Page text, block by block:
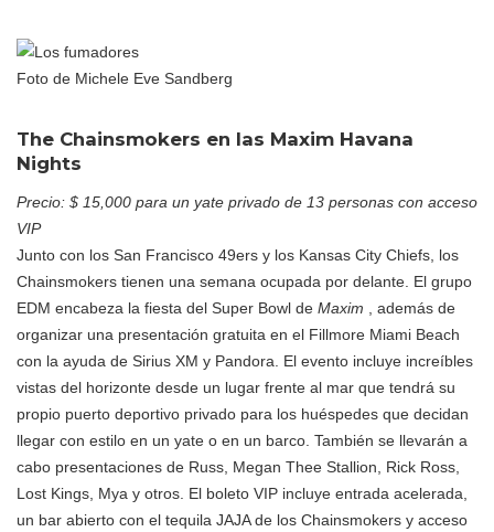
Foto de Michele Eve Sandberg
The Chainsmokers en las Maxim Havana
Nights
Precio: $ 15,000 para un yate privado de 13 personas con acceso
VIP
Junto con los San Francisco 49ers y los Kansas City Chiefs, los
Chainsmokers tienen una semana ocupada por delante. El grupo
EDM encabeza la fiesta del Super Bowl de Maxim , además de
organizar una presentación gratuita en el Fillmore Miami Beach
con la ayuda de Sirius XM y Pandora. El evento incluye increíbles
vistas del horizonte desde un lugar frente al mar que tendrá su
propio puerto deportivo privado para los huéspedes que decidan
llegar con estilo en un yate o en un barco. También se llevarán a
cabo presentaciones de Russ, Megan Thee Stallion, Rick Ross,
Lost Kings, Mya y otros. El boleto VIP incluye entrada acelerada,
un bar abierto con el tequila JAJA de los Chainsmokers y acceso